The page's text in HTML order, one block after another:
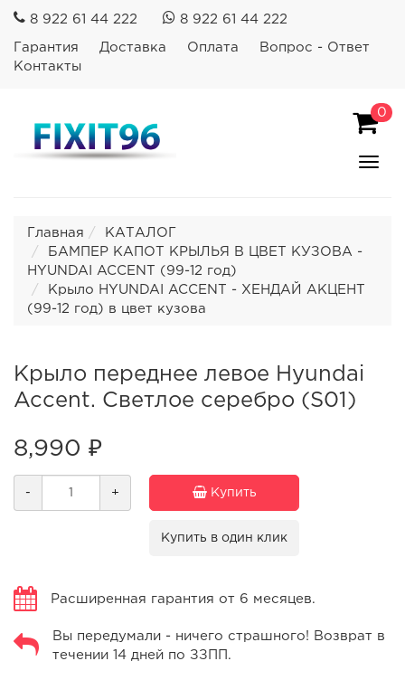
8 922 61 44 222 8 922 61 44 222
Гарантия Доставка Оплата
Вопрос - Ответ
Контакты
0
Главная
КАТАЛОГ
БАМПЕР КАПОТ КРЫЛЬЯ В ЦВЕТ КУЗОВА -
HYUNDAI ACCENT (99-12 год)
Крыло HYUNDAI ACCENT - ХЕНДАЙ АКЦЕНТ
(99-12 год) в цвет кузова
Крыло переднее левое Hyundai
Accent. Светлое серебро (S01)
8,990 ₽
- + Купить
Купить в один клик
Расширенная гарантия от 6 месяцев.
Вы передумали - ничего страшного! Возврат в
течении 14 дней по ЗЗПП.